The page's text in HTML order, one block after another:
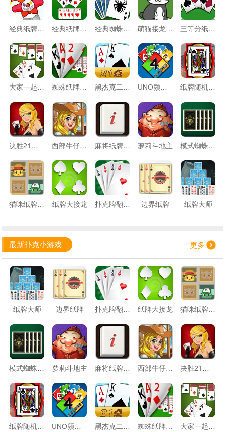
经典纸牌大接龙 经典纸牌比大小 经典蜘蛛接龙 萌猫接龙纸牌 三等分纸牌接龙
大家一起来接龙 蜘蛛纸牌接龙 黑杰克二十一点 UNO颜色卡牌 纸牌随机比大小
决胜21点游戏 西部牛仔纸牌 麻将纸牌连连看 萝莉斗地主 模式蜘蛛纸牌
猫咪纸牌记忆 纸牌大接龙 扑克牌翻翻看 边界纸牌 纸牌大师
最新扑克小游戏 更多
纸牌大师 边界纸牌 扑克牌翻翻看 纸牌大接龙 猫咪纸牌记忆
模式蜘蛛纸牌 萝莉斗地主 麻将纸牌连连看 西部牛仔纸牌 决胜21点游戏
纸牌随机比大小 UNO颜色卡牌 黑杰克二十一点 蜘蛛纸牌接龙 大家一起来接龙